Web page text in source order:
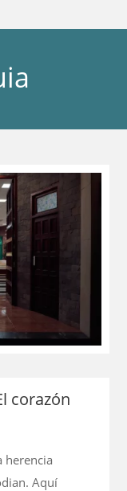
corazón
herencia
Aquí